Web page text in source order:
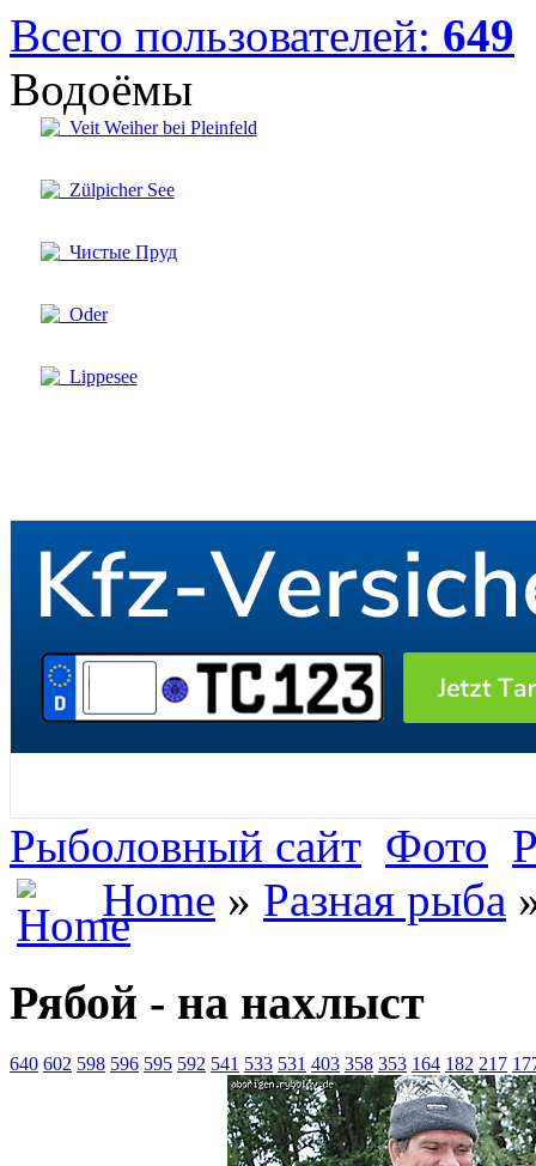
Всего пользователей: 649
Водоёмы
Veit Weiher bei Pleinfeld
Zülpicher See
Чистые Пруд
Oder
Lippesee
Рыболовный сайт Фото
Home » Разная рыба
Рябой - на нахлыст
640 602 598 596 595 592 541 533 531 403 358 353 164 182 217